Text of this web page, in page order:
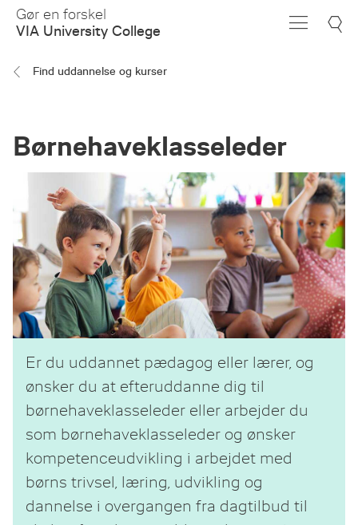
Skip
Main
Gør en forskel
VIA University College
Find uddannelse og kurser
Børnehaveklasseleder
Er du uddannet pædagog eller lærer, og
ønsker du at efteruddanne dig til
børnehaveklasseleder eller arbejder du
som børnehaveklasseleder og ønsker
kompetenceudvikling i arbejdet med
børns trivsel, læring, udvikling og
dannelse i overgangen fra dagtilbud til